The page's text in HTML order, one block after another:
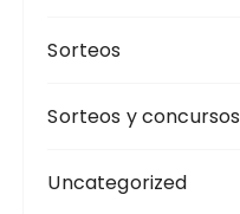
Sorteos
Sorteos y concursos
Uncategorized